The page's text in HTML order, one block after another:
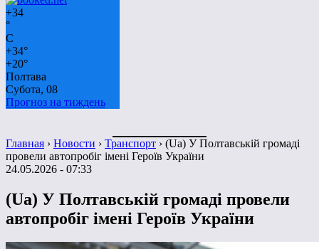
+34
°
C
+34°
+20°
Полтава
Субота, 08
Прогноз на тиждень
Главная › Новости › Транспорт › (Ua) У Полтавській громаді
провели автопробіг імені Героїв України
24.05.2026 - 07:33
(Ua) У Полтавській громаді провели
автопробіг імені Героїв України